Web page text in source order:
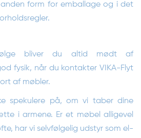
form for emballage og i det
bliver du altid mødt af
fysik, når du kontakter VIKA-Flyt
af møbler.
spekulere på, om vi taber dine
i armene. Er et møbel alligevel
har vi selvfølgelig udstyr som el-